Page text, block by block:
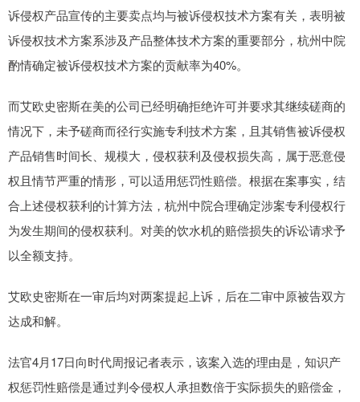
诉侵权产品宣传的主要卖点均与被诉侵权技术方案有关，表明被
诉侵权技术方案系涉及产品整体技术方案的重要部分，杭州中院
酌情确定被诉侵权技术方案的贡献率为40%。
而艾欧史密斯在美的公司已经明确拒绝许可并要求其继续磋商的
情况下，未予磋商而径行实施专利技术方案，且其销售被诉侵权
产品销售时间长、规模大，侵权获利及侵权损失高，属于恶意侵
权且情节严重的情形，可以适用惩罚性赔偿。根据在案事实，结
合上述侵权获利的计算方法，杭州中院合理确定涉案专利侵权行
为发生期间的侵权获利。对美的饮水机的赔偿损失的诉讼请求予
以全额支持。
艾欧史密斯在一审后均对两案提起上诉，后在二审中原被告双方
达成和解。
法官4月17日向时代周报记者表示，该案入选的理由是，知识产
权惩罚性赔偿是通过判令侵权人承担数倍于实际损失的赔偿金，